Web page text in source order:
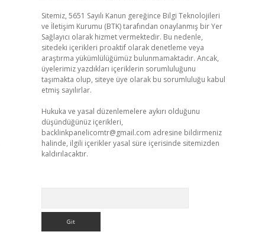
Sitemiz, 5651 Sayılı Kanun gereğince Bilgi Teknolojileri
ve İletişim Kurumu (BTK) tarafından onaylanmış bir Yer
Sağlayıcı olarak hizmet vermektedir. Bu nedenle,
sitedeki içerikleri proaktif olarak denetleme veya
araştırma yükümlülüğümüz bulunmamaktadır. Ancak,
üyelerimiz yazdıkları içeriklerin sorumluluğunu
taşımakta olup, siteye üye olarak bu sorumluluğu kabul
etmiş sayılırlar.
Hukuka ve yasal düzenlemelere aykırı olduğunu
düşündüğünüz içerikleri,
backlinkpanelicomtr@gmail.com adresine bildirmeniz
halinde, ilgili içerikler yasal süre içerisinde sitemizden
kaldırılacaktır.